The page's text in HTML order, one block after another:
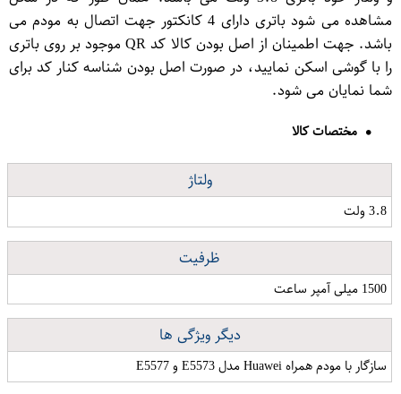
مشاهده می شود باتری دارای 4 کانکتور جهت اتصال به مودم می
باشد. جهت اطمینان از اصل بودن کالا کد QR موجود بر روی باتری
را با گوشی اسکن نمایید، در صورت اصل بودن شناسه کنار کد برای
شما نمایان می شود.
مختصات کالا
ولتاژ
3.8 ولت
ظرفیت
1500 میلی آمپر ساعت
دیگر ویژگی ها
سازگار با مودم همراه Huawei مدل E5573 و E5577